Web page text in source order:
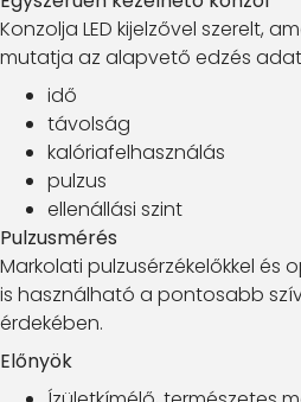
Konzolja LED kijelzővel szerelt,
mutatja az alapvető edzés
idő
távolság
kalóriafelhasználás
pulzus
ellenállási szint
Pulzusmérés
Markolati pulzusérzékelőkkel és
is használható a pontosabb
érdekében.
Előnyök